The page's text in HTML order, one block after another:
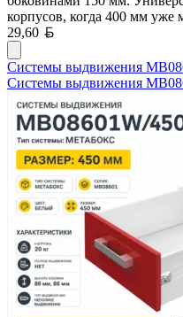
корпусов, когда 400 мм уже
29,60
Системы выдвижения
Системы выдвижения